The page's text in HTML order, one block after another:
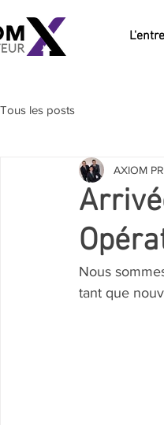
Tous les posts
AXIOM
Nous
tant que